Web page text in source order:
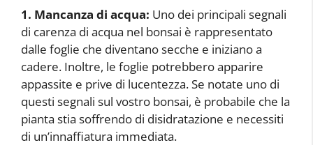
1. Mancanza di acqua: Uno dei principali segnali
di carenza di acqua nel bonsai è rappresentato
dalle foglie che diventano secche e iniziano a
cadere. Inoltre, le foglie potrebbero apparire
appassite e prive di lucentezza. Se notate uno di
questi segnali sul vostro bonsai, è probabile che la
pianta stia soffrendo di disidratazione e necessiti
di un’innaffiatura immediata.